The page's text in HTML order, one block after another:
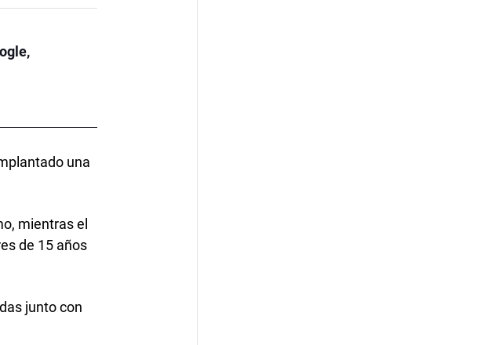
una
mientras el
de 15 años
junto con